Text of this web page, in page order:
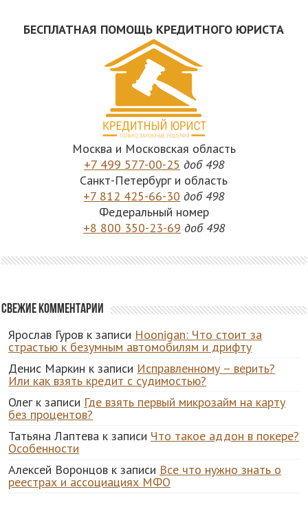
БЕСПЛАТНАЯ ПОМОЩЬ КРЕДИТНОГО ЮРИСТА
Москва и Московская область
+7 499 577-00-25 доб 498
Санкт-Петербург и область
+7 812 425-66-30 доб 498
Федеральный номер
+8 800 350-23-69 доб 498
Свежие комментарии
Ярослав Гуров к записи Hoonigan: Что стоит за
страстью к безумным автомобилям и дрифту
Денис Маркин к записи Исправленному – верить?
Или как взять кредит с судимостью?
Олегк записи Где взять первый микрозайм на карту
без процентов?
Татьяна Лаптева к записи Что такое аддон в покере?
Особенности
Алексей Воронцов к записи Все что нужно знать о
реестрах и ассоциациях МФО